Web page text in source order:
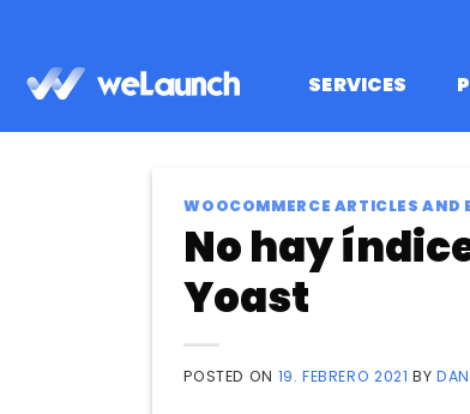
contenido
SERVICES
WOOCOMMERCE ARTICLES AND
No hay
Yoast
POSTED ON 19. FEBRERO 2021 BY